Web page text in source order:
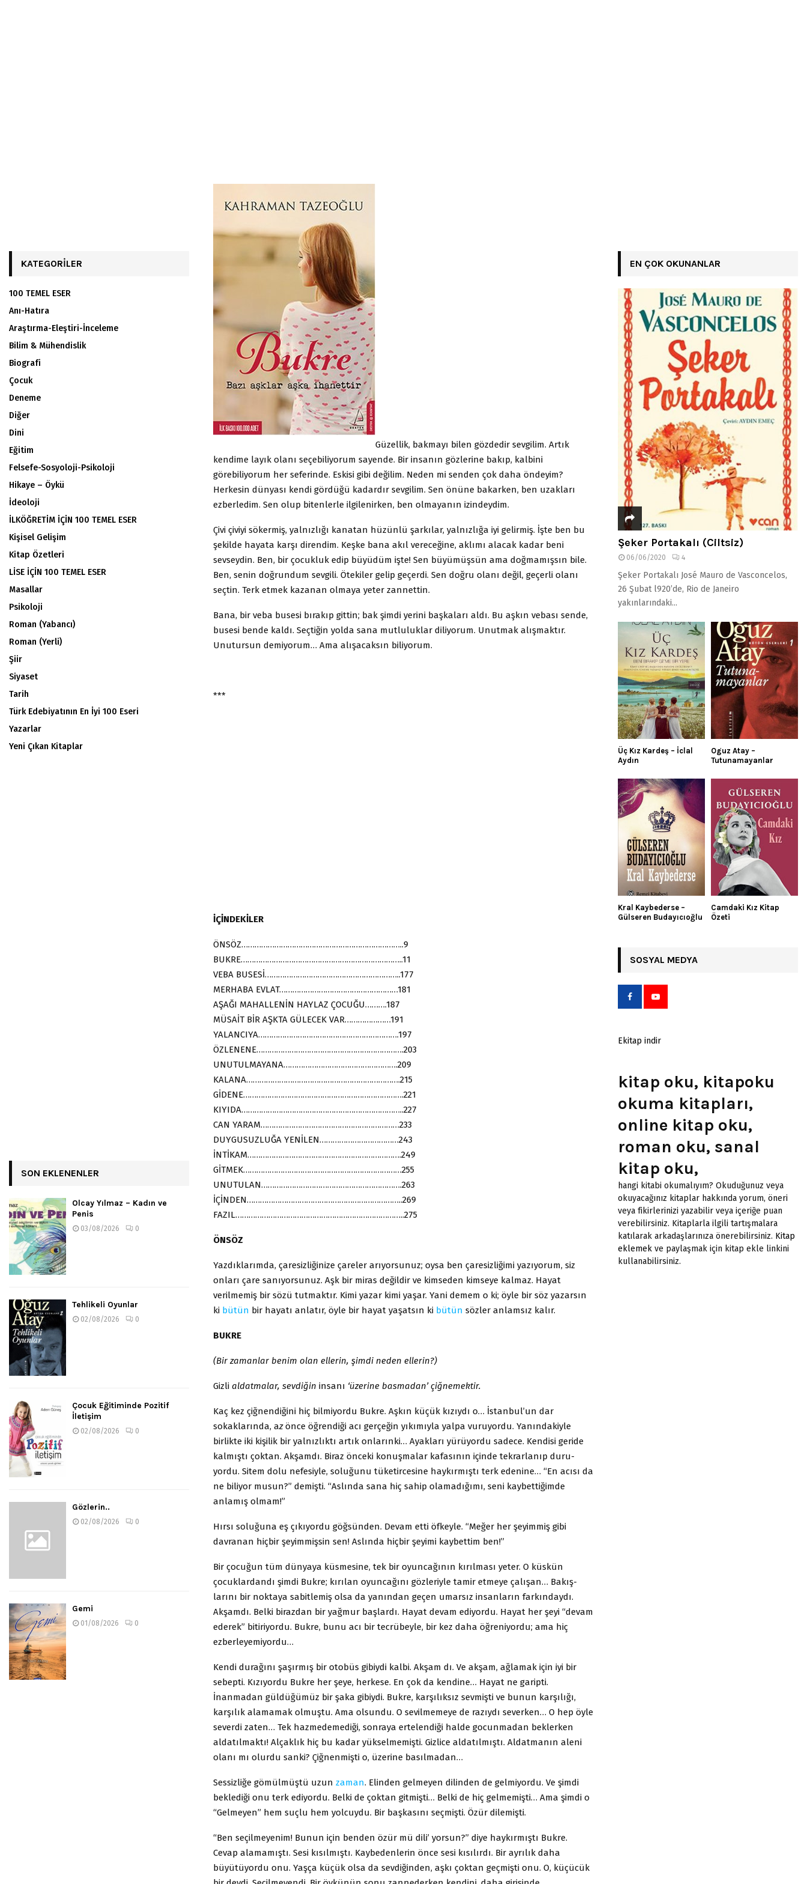
Güzellik, bakmayı bilen gözdedir sevgilim. Artık
kendime layık olanı seçebiliyorum sayende. Bir insanın gözlerine bakıp, kalbini
görebiliyorum her seferinde. Eskisi gibi değilim. Neden mi senden çok daha öndeyim?
Herkesin dünyası kendi gördüğü kadardır sevgilim. Sen önüne bakarken, ben uzakları
ezberledim. Sen olup bitenlerle ilgilenirken, ben olmayanın izindeydim.
Çivi çiviyi sökermiş, yalnızlığı kanatan hüzünlü şarkılar, yalnızlığa iyi gelirmiş. İşte ben bu
şekilde hayata karşı direndim. Keşke bana akıl vereceğine, aklımı alacak kadar beni
sevseydin. Ben, bir çocukluk edip büyüdüm işte! Sen büyümüşsün ama doğmamışsın bile.
Ben, senin doğrundum sevgili. Ötekiler gelip geçerdi. Sen doğru olanı değil, geçerli olanı
seçtin. Terk etmek kazanan olmaya yeter zannettin.
Bana, bir veba busesi bırakıp gittin; bak şimdi yerini başkaları aldı. Bu aşkın vebası sende,
busesi bende kaldı. Seçtiğin yolda sana mutluluklar diliyorum. Unutmak alışmaktır.
Unutursun demiyorum… Ama alışacaksın biliyorum.
***
İÇİNDEKİLER
ÖNSÖZ………………………………………………………………..9
BUKRE………………………………………………………………..11
VEBA BUSESİ……………………………………………………..177
MERHABA EVLAT………………………………………………181
AŞAĞI MAHALLENİN HAYLAZ ÇOCUĞU……….187
MÜSAİT BİR AŞKTA GÜLECEK VAR…………………191
YALANCIYA……………………………………………………….197
ÖZLENENE………………………………………………………….203
UNUTULMAYANA…………………………………………….209
KALANA…………………………………………………………….215
GİDENE……………………………………………………………….221
KIYIDA………………………………………………………………..227
CAN YARAM………………………………………………………233
DUYGUSUZLUĞA YENİLEN………………………………243
İNTİKAM…………………………………………………………….249
GİTMEK………………………………………………………………255
UNUTULAN……………………………………………………….263
İÇİNDEN……………………………………………………………..269
FAZIL…………………………………………………………………..275
ÖNSÖZ
Yazdıklarımda, çaresizliğinize çareler arıyorsunuz; oysa ben çaresizliğimi yazıyorum, siz
onları çare sanıyorsunuz. Aşk bir miras değildir ve kimseden kimseye kalmaz. Hayat
verilmemiş bir sözü tutmaktır. Kimi yazar kimi yaşar. Yani demem o ki; öyle bir söz yazarsın
ki bütün bir hayatı anlatır, öyle bir hayat yaşatsın ki bütün sözler anlamsız kalır.
BUKRE
(Bir zamanlar benim olan ellerin, şimdi neden ellerin?)
Gizli aldatmalar, sevdiğin insanı ‘üzerine basmadan’ çiğnemektir.
Kaç kez çiğnendiğini hiç bilmiyordu Bukre. Aşkın kü­çük kızıydı o… İstanbul’un dar
sokaklarında, azönce öğren­diği acı gerçeğin yıkımıyla yalpa vuruyordu. Yanındakiyle
birlikte iki kişilik bir yalnızlıktı artık onlarınki… Ayakları yürüyordu sadece. Kendisi geride
kalmıştı çoktan. Akşamdı. Biraz önceki konuşmalar kafasının içinde tekrarlanıp duru­
yordu. Sitem dolu nefesiyle, soluğunu tüketircesine haykır­mıştı terk edenine… “En acısı da
ne biliyor musun?” demiş­ti. “Aslında sana hiç sahip olamadığımı, seni kaybettiğimde
anlamış olmam!”
Hırsı soluğuna eş çıkıyordu göğsünden. Devam etti öf­keyle. “Meğer her şeyimmiş gibi
davranan hiçbir şeyimmiş­sin sen! Aslında hiçbir şeyimi kaybettim ben!”
Bir çocuğun tüm dünyaya küsmesine, tek bir oyuncağı­nın kırılması yeter. O küskün
çocuklardandı şimdi Bukre; kırılan oyuncağını gözleriyle tamir etmeye çalışan… Bakış­
larını bir noktaya sabitlemiş olsa da yanından geçen umarsız insanların farkındaydı.
Akşamdı. Belki birazdan bir yağmur başlardı. Hayat devam ediyordu. Hayat her şeyi “devam
ederek” bitiriyordu. Bukre, bunu acı bir tecrübeyle, bir kez daha öğreniyordu; ama hiç
ezberleyemiyordu…
Kendi durağını şaşırmış bir otobüs gibiydi kalbi. Akşam­ dı. Ve akşam, ağlamak için iyi bir
sebepti. Kızıyordu Bukre her şeye, herkese. En çok da kendine… Hayat ne garipti.
İnanmadan güldüğümüz bir şaka gibiydi. Bukre, karşılıksız sevmişti ve bunun karşılığı,
karşılık alamamak olmuştu. Ama olsundu. O sevilmemeye de razıydı severken… O hep öyle
severdi zaten… Tek hazmedemediği, sonraya ertelendiği halde gocunmadan beklerken
aldatılmaktı! Alçaklık hiç bu kadar yükselmemişti. Gizlice aldatılmıştı. Aldatmanın aleni
olanı mı olurdu sanki? Çiğnenmişti o, üzerine basılmadan…
Sessizliğe gömülmüştü uzun zaman. Elinden gelmeyen di­linden de gelmiyordu. Ve şimdi
beklediği onu terk ediyordu. Belki de çoktan gitmişti… Belki de hiç gelmemişti… Ama şimdi o
“Gelmeyen” hem suçlu hem yolcuydu. Bir başkasını seçmişti. Özür dilemişti.
“Ben seçilmeyenim! Bunun için benden özür mü dili’ yorsun?” diye haykırmıştı Bukre.
Cevap alamamıştı. Sesi kısılmıştı. Kaybedenlerin önce sesi kısılırdı. Bir ayrılık daha
büyütüyordu onu. Yaşça küçük olsa da sevdiğinden, aşkı çoktan geçmişti onu. O, küçücük
KATEGORILER
100 TEMEL ESER
Anı-Hatıra
Araştırma-Eleştiri-İnceleme
Bilim & Mühendislik
Biografi
Çocuk
Deneme
Diğer
Dini
Eğitim
Felsefe-Sosyoloji-Psikoloji
Hikaye – Öykü
İdeoloji
İLKÖĞRETİM İÇİN 100 TEMEL ESER
Kişisel Gelişim
Kitap Özetleri
LİSE İÇİN 100 TEMEL ESER
Masallar
Psikoloji
Roman (Yabancı)
Roman (Yerli)
Şiir
Siyaset
Tarih
Türk Edebiyatının En İyi 100 Eseri
Yazarlar
Yeni Çıkan Kitaplar
SON EKLENENLER
Olcay Yılmaz – Kadın ve
Penis
03/08/2026 0
Tehlikeli Oyunlar
02/08/2026 0
Çocuk Eğitiminde Pozitif
İletişim
02/08/2026 0
Gözlerin..
02/08/2026 0
Gemi
01/08/2026 0
EN ÇOK OKUNANLAR
Şeker Portakalı (Ciltsiz)
06/06/2020 4
Şeker Portakalı José Mauro de Vasconcelos,
26 Şubat l920’de, Rio de Janeiro
yakınlarındaki...
Üç Kız Kardeş – İclal
Aydın
Oguz Atay –
Tutunamayanlar
Kral Kaybederse –
Gülseren Budayıcıoğlu
Camdaki Kız Kitap
Özeti
SOSYAL MEDYA
Ekitap indir
kitap oku, kitapoku
okuma kitapları,
online kitap oku,
roman oku, sanal
kitap oku,
hangi kitabi okumalıyım? Okuduğunuz veya
okuyacağınız kitaplar hakkında yorum, öneri
veya fikirlerinizi yazabilir veya içeriğe puan
verebilirsiniz. Kitaplarla ilgili tartışmalara
katılarak arkadaşlarınıza önerebilirsiniz. Kitap
eklemek ve paylaşmak için kitap ekle linkini
kullanabilirsiniz.